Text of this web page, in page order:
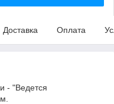
Доставка Оплата
- "Ведется